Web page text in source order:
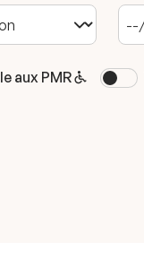
aux PMR